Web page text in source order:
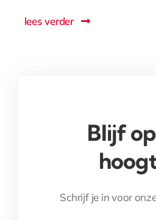
lees verder
Blijf
Schrijf je in voor